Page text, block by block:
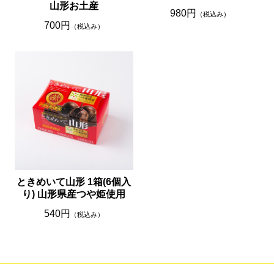
山形お土産
700円
（税込み）
980円
（税込み）
ときめいて山形 1箱(6個入
り) 山形県産つや姫使用
540円
（税込み）